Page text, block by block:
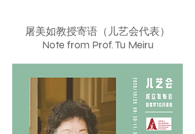
屠美如教授寄语 （儿艺会代表）
Note from Prof. Tu Meiru